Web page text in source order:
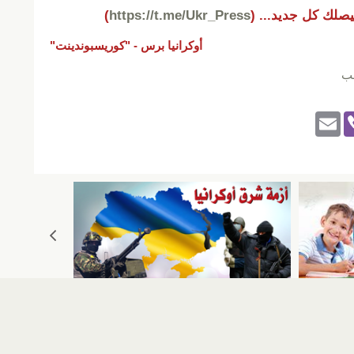
كل جديد... (
https://t.me/Ukr_Press
)
أوكرانيا برس - "كوريسبوندينت"
Vi